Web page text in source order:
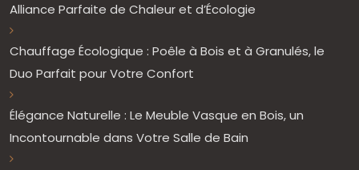
Alliance Parfaite de Chaleur et d’Écologie
Chauffage Écologique : Poêle à Bois et à Granulés, le
Duo Parfait pour Votre Confort
Élégance Naturelle : Le Meuble Vasque en Bois, un
Incontournable dans Votre Salle de Bain